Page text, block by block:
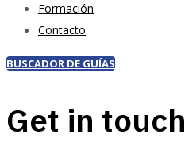
Formación
Contacto
BUSCADOR DE GUÍAS
Get in touch